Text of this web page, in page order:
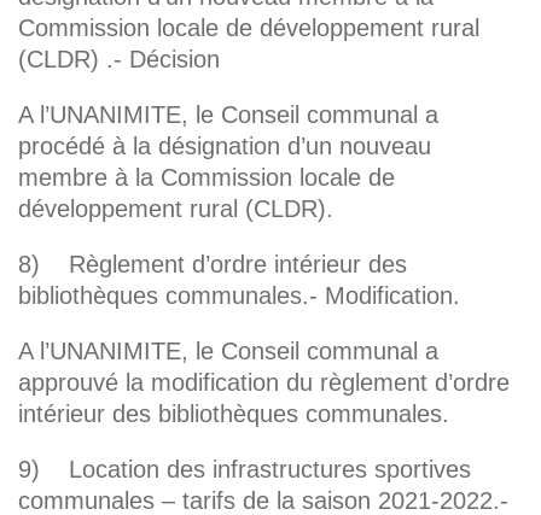
Commission locale de développement rural
(CLDR) .- Décision
A l’UNANIMITE, le Conseil communal a
procédé à la désignation d’un nouveau
membre à la Commission locale de
développement rural (CLDR).
8) Règlement d’ordre intérieur des
bibliothèques communales.- Modification.
A l’UNANIMITE, le Conseil communal a
approuvé la modification du règlement d’ordre
intérieur des bibliothèques communales.
9) Location des infrastructures sportives
communales – tarifs de la saison 2021-2022.-